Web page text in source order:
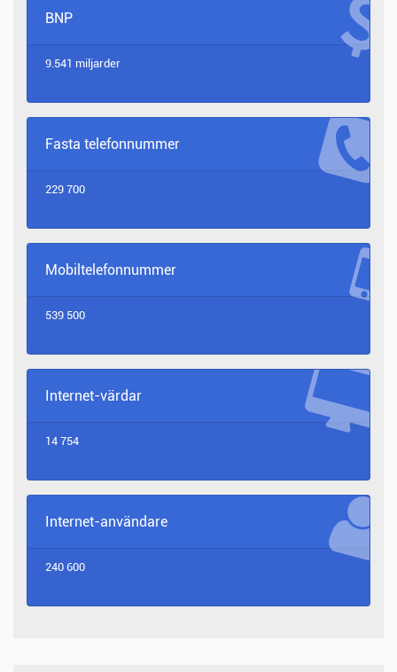
BNP
9.541 miljarder
Fasta telefonnummer
229 700
Mobiltelefonnummer
539 500
Internet-värdar
14 754
Internet-användare
240 600